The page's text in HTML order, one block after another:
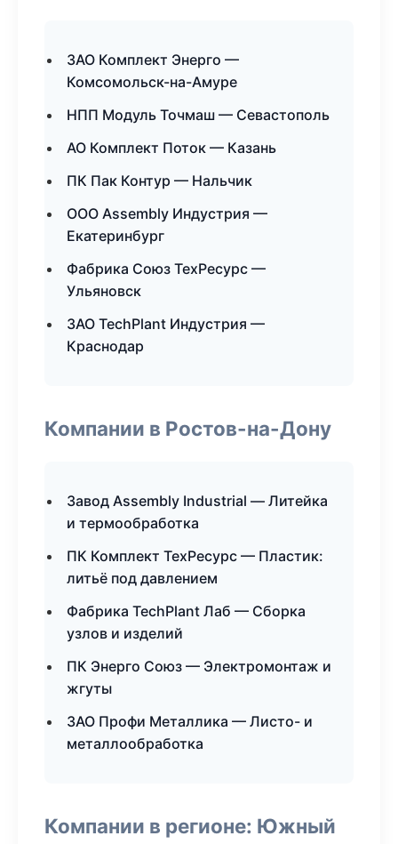
ЗАО Комплект Энерго —
Комсомольск-на-Амуре
НПП Модуль Точмаш — Севастополь
АО Комплект Поток — Казань
ПК Пак Контур — Нальчик
ООО Assembly Индустрия —
Екатеринбург
Фабрика Союз ТехРесурс —
Ульяновск
ЗАО TechPlant Индустрия —
Краснодар
Компании в Ростов-на-Дону
Завод Assembly Industrial — Литейка
и термообработка
ПК Комплект ТехРесурс — Пластик:
литьё под давлением
Фабрика TechPlant Лаб — Сборка
узлов и изделий
ПК Энерго Союз — Электромонтаж и
жгуты
ЗАО Профи Металлика — Листо- и
металлообработка
Компании в регионе: Южный